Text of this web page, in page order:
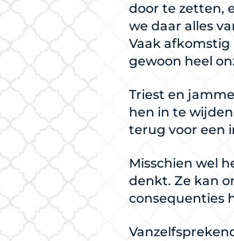
door te zetten,
we daar alles
Vaak afkomstig
gewoon heel
Triest en
hen in te
terug voor een
Misschien wel
denkt. Ze kan
consequenties